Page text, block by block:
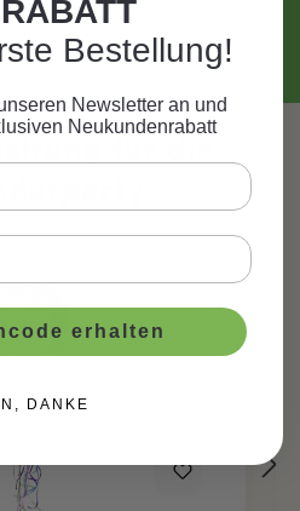
inspirieren!
für die
Bestellung!
Newsletter an und
Neukundenrabatt
erhalten
DANKE